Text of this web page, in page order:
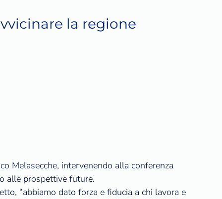
la regione
Melasecche, intervenendo alla conferenza
alle prospettive future.
“abbiamo dato forza e fiducia a chi lavora e